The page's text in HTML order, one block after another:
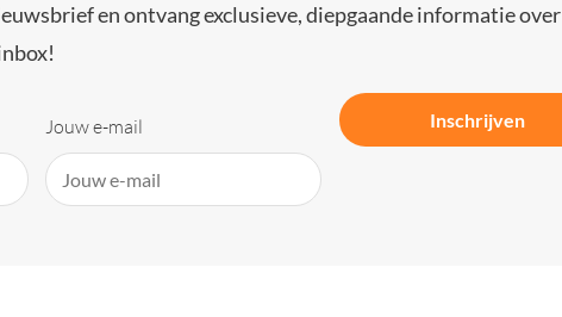
en ontvang exclusieve, diepgaande informatie over
Jouw e-mail Inschrijven